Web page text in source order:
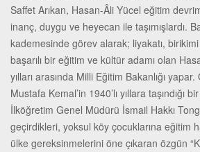
Saffet Arıkan, Hasan-Âli Yücel eğitim
inanç, duygu ve heyecan ile taşımışlardı.
kademesinde görev alarak; liyakatı,
başarılı bir eğitim ve kültür adamı olan
yılları arasında Milli Eğitim Bakanlığı
Mustafa Kemal’in 1940’lı yıllara taşındığı
İlköğretim Genel Müdürü İsmail Hakkı
geçirdikleri, yoksul köy çocuklarına eğitim
ülke gereksinmelerini öne çıkaran özgün